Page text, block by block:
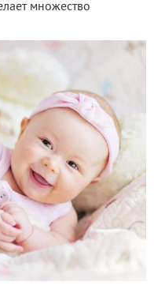
множество